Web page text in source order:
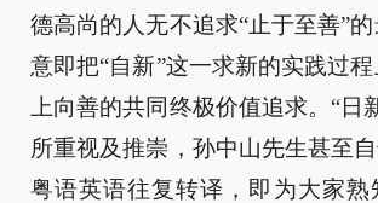
德高尚的人无不追求“止于至善”
意即把“自新”这一求新的实践过
上向善的共同终极价值追求。“日
所重视及推崇，孙中山先生甚至
粤语英语往复转译，即为大家熟